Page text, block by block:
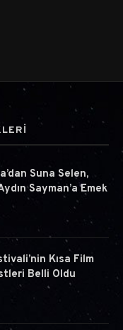
Suna Selen,
Sayman’a Emek
Kısa Film
Belli Oldu